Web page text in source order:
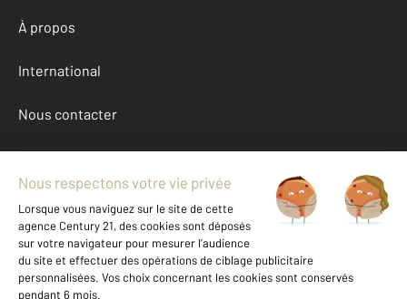
À propos
International
Nous contacter
Mentions légales & CGU et Barèmes d'honoraires
Données personnelles
Gestionnaire des cookies